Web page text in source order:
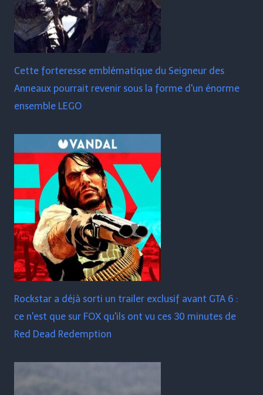
Cette forteresse emblématique du Seigneur des
Anneaux pourrait revenir sous la forme d'un énorme
ensemble LEGO
Rockstar a déjà sorti un trailer exclusif avant GTA 6 :
ce n'est que sur FOX qu'ils ont vu ces 30 minutes de
Red Dead Redemption